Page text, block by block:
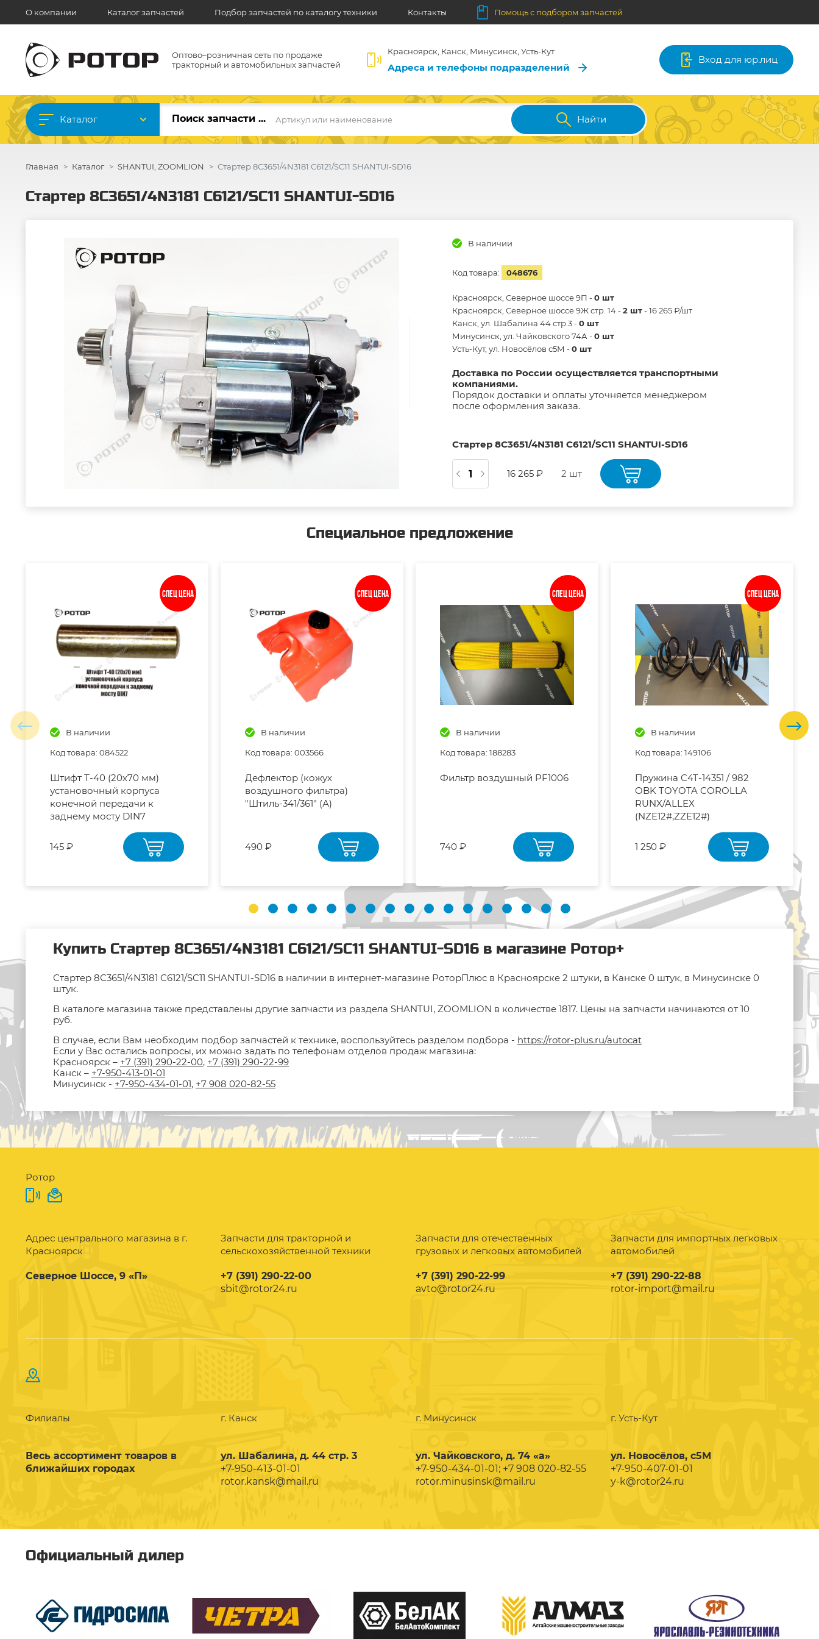
О компании Каталог запчастей Подбор запчастей по каталогу техники Контакты Помощь с подбором запчастей
Оптово–розничная сеть по продаже
тракторный и автомобильных запчастей
Красноярск, Канск, Минусинск, Усть-Кут
Адреса и телефоны подразделений
Вход для юр.лиц
Каталог Артикул или наименование Найти
Главная Каталог SHANTUI, ZOOMLION Стартер 8С3651/4N3181 C6121/SC11 SHANTUI-SD16
Стартер 8С3651/4N3181 C6121/SC11 SHANTUI-SD16
В наличии
Код товара: 048676
Красноярск, Северное шоссе 9П -0 шт
Красноярск, Северное шоссе 9Ж стр. 14 -2 шт- 16 265 ₽/шт
Канск, ул. Шабалина 44 стр.3 -0 шт
Минусинск, ул. Чайковского 74А -0 шт
Усть-Кут, ул. Новосёлов с5М -0 шт
Доставка по России осуществляется транспортными
компаниями.
Порядок доставки и оплаты уточняется менеджером
после оформления заказа.
Стартер 8С3651/4N3181 C6121/SC11 SHANTUI-SD16
16 265 ₽ 2 шт
Специальное предложение
Спец цена
В наличии
Код товара: 084522
Штифт Т-40 (20х70 мм)
установочный корпуса
конечной передачи к
заднему мосту DIN7
145 ₽
Спец цена
В наличии
Код товара: 003566
Дефлектор (кожух
воздушного фильтра)
"Штиль-341/361" (А)
490 ₽
Спец цена
В наличии
Код товара: 188283
Фильтр воздушный PF1006
740 ₽
Спец цена
В наличии
Код товара: 149106
Пружина C4T-14351 / 982
OBK TOYOTA COROLLA
RUNX/ALLEX
(NZE12#,ZZE12#)
1 250 ₽
Купить Стартер 8С3651/4N3181 C6121/SC11 SHANTUI-SD16 в магазине Ротор+
Стартер 8С3651/4N3181 C6121/SC11 SHANTUI-SD16 в наличии в интернет-магазине РоторПлюс в Красноярске 2 штуки, в Канске 0 штук, в Минусинске 0
штук.
В каталоге магазина также представлены другие запчасти из раздела SHANTUI, ZOOMLION в количестве 1817. Цены на запчасти начинаются от 10
руб.
В случае, если Вам необходим подбор запчастей к технике, воспользуйтесь разделом подбора - https://rotor-plus.ru/autocat
Если у Вас остались вопросы, их можно задать по телефонам отделов продаж магазина:
Красноярск – +7 (391) 290-22-00, +7 (391) 290-22-99
Канск – +7-950-413-01-01
Минусинск - +7-950-434-01-01, +7 908 020-82-55
Ротор
Адрес центрального магазина в г.
Красноярск
Северное Шоссе, 9 «П»
Запчасти для тракторной и
сельскохозяйственной техники
+7 (391) 290-22-00
sbit@rotor24.ru
Запчасти для отечественных
грузовых и легковых автомобилей
+7 (391) 290-22-99
avto@rotor24.ru
Запчасти для импортных легковых
автомобилей
+7 (391) 290-22-88
rotor-import@mail.ru
Филиалы
Весь ассортимент товаров в
ближайших городах
г. Канск
ул. Шабалина, д. 44 стр. 3
+7-950-413-01-01
rotor.kansk@mail.ru
г. Минусинск
ул. Чайковского, д. 74 «а»
+7-950-434-01-01; +7 908 020-82-55
rotor.minusinsk@mail.ru
г. Усть-Кут
ул. Новосёлов, с5М
+7-950-407-01-01
y-k@rotor24.ru
Официальный дилер